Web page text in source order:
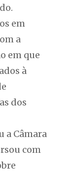
em
a
em que
à
dos
a Câmara
com